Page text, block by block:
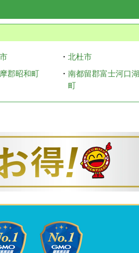
・ 北杜市
郡昭和町
・ 南都留郡富士河口湖
町